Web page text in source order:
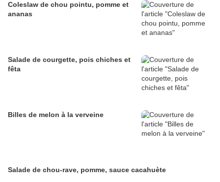
Coleslaw de chou pointu, pomme et
ananas
Salade de courgette, pois chiches et
fêta
Billes de melon à la verveine
Salade de chou-rave, pomme, sauce cacahuète